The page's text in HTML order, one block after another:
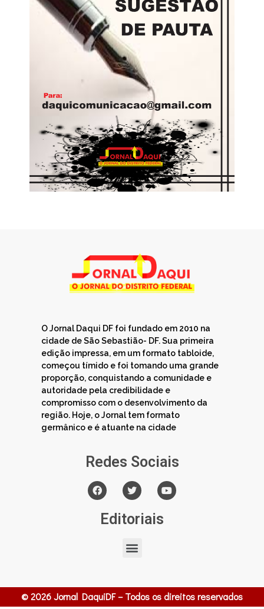
O Jornal Daqui DF foi fundado em 2010 na
cidade de São Sebastião- DF. Sua primeira
edição impressa, em um formato tabloide,
começou tímido e foi tomando uma grande
proporção, conquistando a comunidade e
autoridade pela credibilidade e
compromisso com o desenvolvimento da
região. Hoje, o Jornal tem formato
germânico e é atuante na cidade
Redes Sociais
Editoriais
© 2026 Jornal DaquiDF – Todos os direitos reservados